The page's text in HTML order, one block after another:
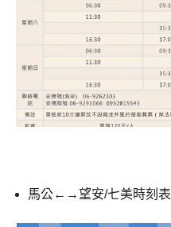
馬公←→望安/七美時刻表